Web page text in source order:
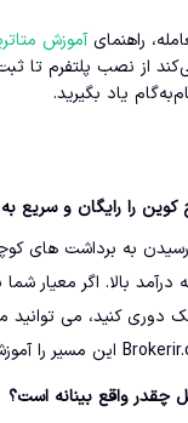
راهنمای
از نصب پلتفرم تا
یاد بگیرید.
را رایگان و سریع
رسیدن به برداشت های
بالا. اگر معیار
چقدر واقع بینانه است؟